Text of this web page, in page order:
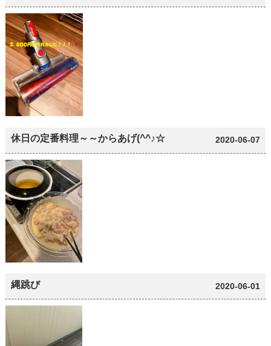
休日の定番料理～～からあげ(^^♪☆ 2020-06-07
縄跳び 2020-06-01